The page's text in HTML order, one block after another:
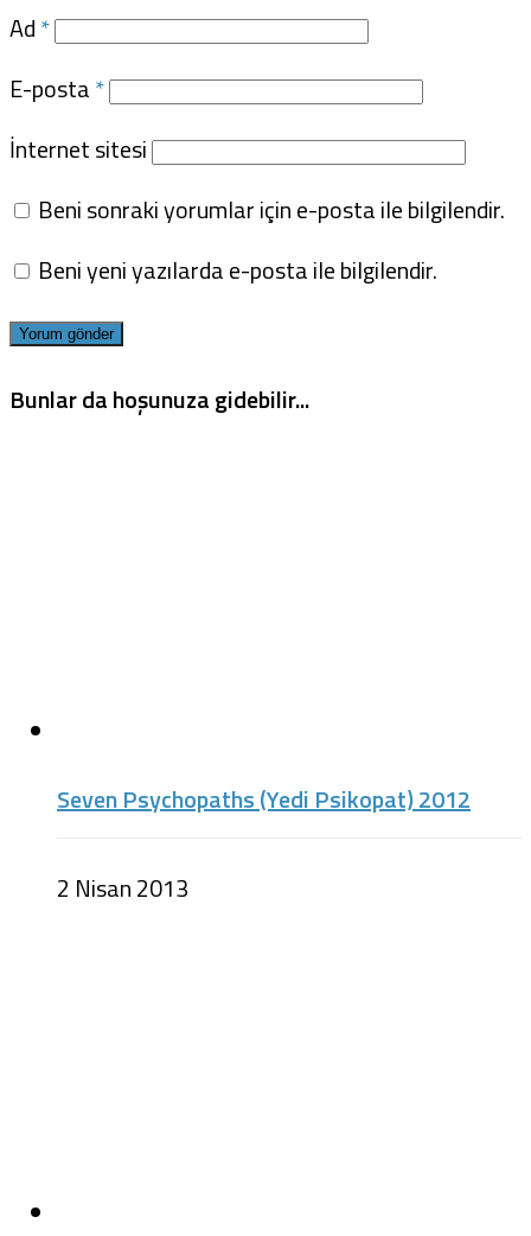
Ad*
E-posta*
İnternet sitesi
Beni sonraki yorumlar için e-posta ile bilgilendir.
Beni yeni yazılarda e-posta ile bilgilendir.
Bunlar da hoşunuza gidebilir...
Seven Psychopaths (Yedi Psikopat) 2012
2 Nisan 2013